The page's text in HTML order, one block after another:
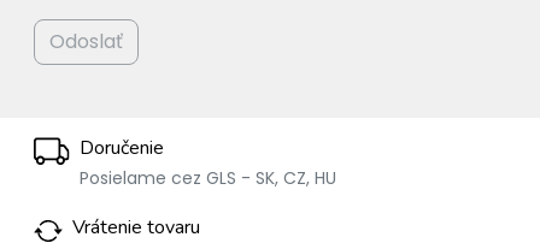
Odoslať
Doručenie
Posielame cez GLS - SK, CZ, HU
Vrátenie tovaru